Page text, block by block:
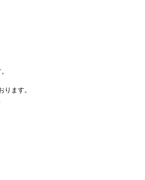
ます。